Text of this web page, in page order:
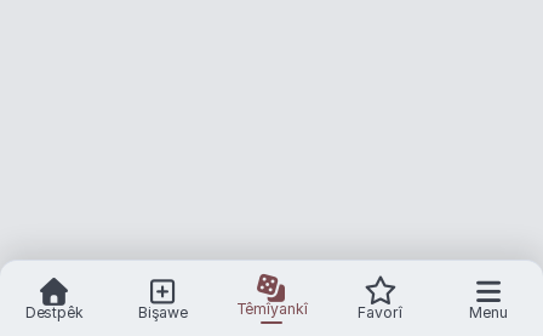
Destpêk Bişawe Têmîyankî Favorî Menu